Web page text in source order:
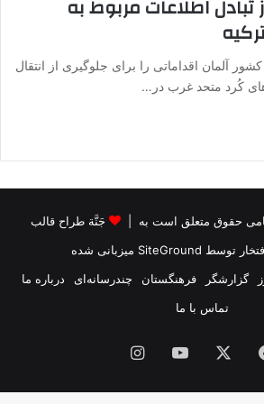
تبادل اطلاعات مربوط به
آلمان اقداماتی را برای جلوگیری از انتقال
کُرد متحد غرب در…
جَنَّة طراح قالب
توسط SiteGround میزبانی شده
گزارشگر فرهنگستان چندرسانه‌ای
درباره ما
تماس با ما
فیس
بوک
یوتیوب